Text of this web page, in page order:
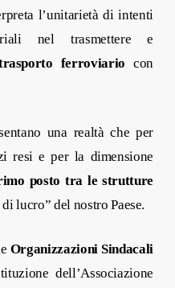
l’unitarietà di intenti
nel trasmettere e
ferroviario con
una realtà che per
resi e per la dimensione
posto tra le strutture
lucro” del nostro Paese.
Organizzazioni Sindacali
dell’Associazione